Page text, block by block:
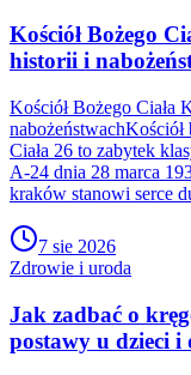
Kościół Bożego
historii i
Kościół Bożego Ciała
Ciała 26 to zabytek
A-24 dnia 28 marca
kraków stanowi serce
7 sie 2026
Zdrowie i uroda
Jak zadbać o
postawy u dzieci i